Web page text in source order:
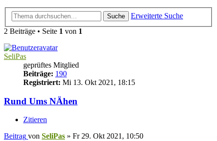
Suche
Erweiterte Suche
2 Beiträge • Seite 1 von 1
SeliPas
geprüftes Mitglied
Beiträge: 190
Registriert: Mi 13. Okt 2021, 18:15
Rund Ums NÄhen
Zitieren
Beitrag von SeliPas » Fr 29. Okt 2021, 10:50